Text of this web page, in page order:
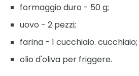
formaggio duro - 50 g;
uovo - 2 pezzi;
farina - 1 cucchiaio. cucchiaio;
olio d'oliva per friggere.